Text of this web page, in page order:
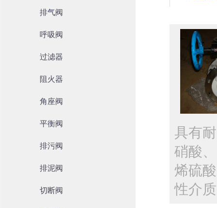
排气阀
呼吸阀
过滤器
阻火器
角座阀
平衡阀
排污阀
排泥阀
切断阀
具有
硝酸
烯硫
性介